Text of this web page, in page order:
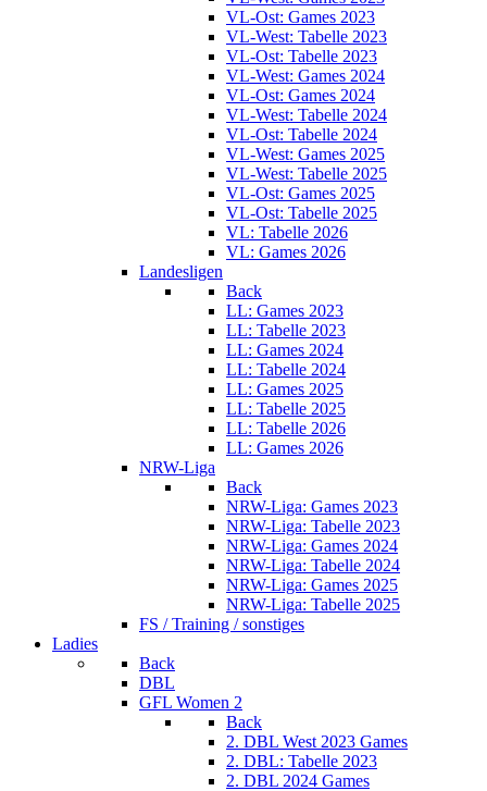
VL-Ost: Games 2023
VL-West: Tabelle 2023
VL-Ost: Tabelle 2023
VL-West: Games 2024
VL-Ost: Games 2024
VL-West: Tabelle 2024
VL-Ost: Tabelle 2024
VL-West: Games 2025
VL-West: Tabelle 2025
VL-Ost: Games 2025
VL-Ost: Tabelle 2025
VL: Tabelle 2026
VL: Games 2026
Landesligen
Back
LL: Games 2023
LL: Tabelle 2023
LL: Games 2024
LL: Tabelle 2024
LL: Games 2025
LL: Tabelle 2025
LL: Tabelle 2026
LL: Games 2026
NRW-Liga
Back
NRW-Liga: Games 2023
NRW-Liga: Tabelle 2023
NRW-Liga: Games 2024
NRW-Liga: Tabelle 2024
NRW-Liga: Games 2025
NRW-Liga: Tabelle 2025
FS / Training / sonstiges
Ladies
Back
DBL
GFL Women 2
Back
2. DBL West 2023 Games
2. DBL: Tabelle 2023
2. DBL 2024 Games